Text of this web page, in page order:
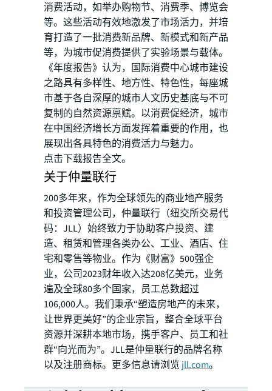
消费活动，如举办购物节、消费季、博览会
等。这些活动有效地激发了市场活力，并培
育打造了一批消费新品牌、新模式和新产品
等，为城市促消费提供了实验场景与载体。
《年度报告》认为，国际消费中心城市建设
之路具有多样性、地方性、特色性，每座城
市基于各自深厚的城市人文历史基底与不可
复制的自然资源禀赋。以消费促经济，城市
在中国经济增长方面发挥着重要的作用，也
展现出各具特色的消费活力与魅力。
点击下载报告全文。
关于仲量联行
200多年来，作为全球领先的商业地产服务
和投资管理公司，仲量联行（纽交所交易代
码：JLL）始终致力于协助客户投资、建
造、租赁和管理各类办公、工业、酒店、住
宅和零售等物业。作为《财富》500强企
业，公司2023财年收入达208亿美元，业务
遍及全球80多个国家，员工总数超过
106,000人。我们秉承“塑造房地产的未来，
让世界更美好”的企业宗旨，整合全球平台
资源并深耕本地市场，携手客户、员工和社
群“向光而为”。JLL是仲量联行的品牌名称
以及注册商标。更多信息请浏览 jll.com。